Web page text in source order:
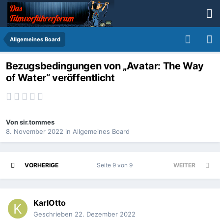
Allgemeines Board
Bezugsbedingungen von „Avatar: The Way
of Water“ veröffentlicht
Vonsir.tommes
8. November 2022 in Allgemeines Board
VORHERIGE WEITER
Seite 9 von 9
KarlOtto
Geschrieben 22. Dezember 2022